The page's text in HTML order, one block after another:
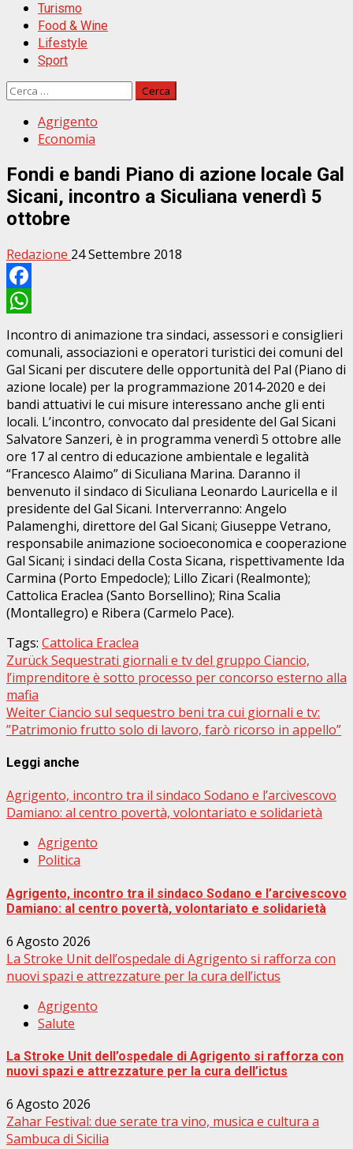
Turismo
Food & Wine
Lifestyle
Sport
Ricerca
Agrigento
Economia
Fondi e bandi Piano di azione locale Gal
Sicani, incontro a Siculiana venerdì 5
ottobre
Redazione 24 Settembre 2018
Facebook
WhatsApp
Incontro di animazione tra sindaci, assessori e consiglieri
comunali, associazioni e operatori turistici dei comuni del
Gal Sicani per discutere delle opportunità del Pal (Piano di
azione locale) per la programmazione 2014-2020 e dei
bandi attuativi le cui misure interessano anche gli enti
locali. L’incontro, convocato dal presidente del Gal Sicani
Salvatore Sanzeri, è in programma venerdì 5 ottobre alle
ore 17 al centro di educazione ambientale e legalità
“Francesco Alaimo” di Siculiana Marina. Daranno il
benvenuto il sindaco di Siculiana Leonardo Lauricella e il
presidente del Gal Sicani. Interverranno: Angelo
Palamenghi, direttore del Gal Sicani; Giuseppe Vetrano,
responsabile animazione socioeconomica e cooperazione
Gal Sicani; i sindaci della Costa Sicana, rispettivamente Ida
Carmina (Porto Empedocle); Lillo Zicari (Realmonte);
Cattolica Eraclea (Santo Borsellino); Rina Scalia
(Montallegro) e Ribera (Carmelo Pace).
Tags: Cattolica Eraclea
Beitragsnavigation
ZurückSequestrati giornali e tv del gruppo Ciancio,
l’imprenditore è sotto processo per concorso esterno alla
mafia
WeiterCiancio sul sequestro beni tra cui giornali e tv:
”Patrimonio frutto solo di lavoro, farò ricorso in appello”
Leggi anche
Agrigento, incontro tra il sindaco Sodano e l’arcivescovo
Damiano: al centro povertà, volontariato e solidarietà
Agrigento
Politica
Agrigento, incontro tra il sindaco Sodano e l’arcivescovo
Damiano: al centro povertà, volontariato e solidarietà
6 Agosto 2026
La Stroke Unit dell’ospedale di Agrigento si rafforza con
nuovi spazi e attrezzature per la cura dell’ictus
Agrigento
Salute
La Stroke Unit dell’ospedale di Agrigento si rafforza con
nuovi spazi e attrezzature per la cura dell’ictus
6 Agosto 2026
Zahar Festival: due serate tra vino, musica e cultura a
Sambuca di Sicilia